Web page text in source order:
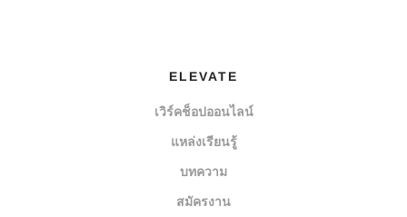
ELEVATE
เวิร์คช็อปออนไลน์
แหล่งเรียนรู้
บทความ
สมัครงาน